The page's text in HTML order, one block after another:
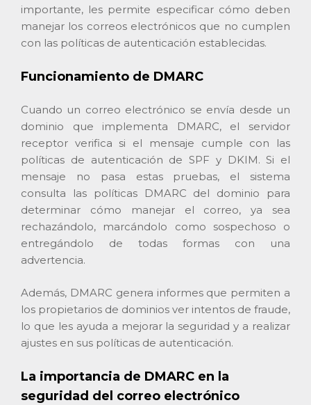
importante, les permite especificar cómo deben
manejar los correos electrónicos que no cumplen
con las políticas de autenticación establecidas.
Funcionamiento de DMARC
Cuando un correo electrónico se envía desde un
dominio que implementa DMARC, el servidor
receptor verifica si el mensaje cumple con las
políticas de autenticación de SPF y DKIM. Si el
mensaje no pasa estas pruebas, el sistema
consulta las políticas DMARC del dominio para
determinar cómo manejar el correo, ya sea
rechazándolo, marcándolo como sospechoso o
entregándolo de todas formas con una
advertencia.
Además, DMARC genera informes que permiten a
los propietarios de dominios ver intentos de fraude,
lo que les ayuda a mejorar la seguridad y a realizar
ajustes en sus políticas de autenticación.
La importancia de DMARC en la
seguridad del correo electrónico